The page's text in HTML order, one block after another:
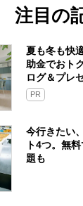
注目の
夏も冬も快
助金でおト
ログ＆プレ
PR
今行きたい
ト4つ。無
題も